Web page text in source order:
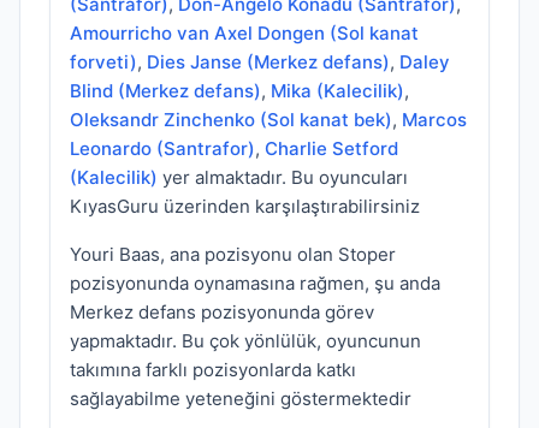
Amourricho van Axel Dongen (Sol kanat
forveti), Dies Janse (Merkez defans), Daley
Blind (Merkez defans), Mika (Kalecilik),
Oleksandr Zinchenko (Sol kanat bek), Marcos
Leonardo (Santrafor), Charlie Setford
(Kalecilik) yer almaktadır. Bu oyuncuları
KıyasGuru üzerinden karşılaştırabilirsiniz
Youri Baas, ana pozisyonu olan Stoper
pozisyonunda oynamasına rağmen, şu anda
Merkez defans pozisyonunda görev
yapmaktadır. Bu çok yönlülük, oyuncunun
takımına farklı pozisyonlarda katkı
sağlayabilme yeteneğini göstermektedir